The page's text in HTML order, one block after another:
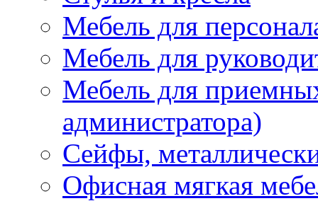
Мебель для
Мебель для
Мебель для
администратора)
Сейфы,
Офисная мягкая